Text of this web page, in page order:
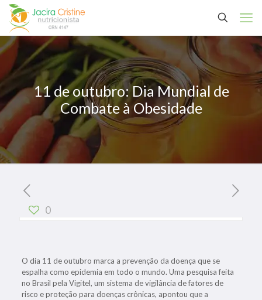
11 de outubro: Dia Mundial de
Combate à Obesidade
0
O dia 11 de outubro marca a prevenção da doença que se
espalha como epidemia em todo o mundo. Uma pesquisa feita
no Brasil pela Vigitel, um sistema de vigilância de fatores de
risco e proteção para doenças crônicas, apontou que a